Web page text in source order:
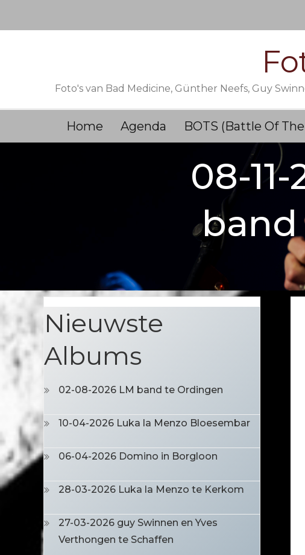
Foto's van Bad Medicine, Günther Neefs, Guy
Home Agenda BOTS (Battle Of
08-
Nieuwste
Albums
02-08-2026 LM band te Ordingen
10-04-2026 Luka la Menzo Bloesembar
06-04-2026 Domino in Borgloon
28-03-2026 Luka la Menzo te Kerkom
27-03-2026 guy Swinnen en Yves
Verthongen te Schaffen